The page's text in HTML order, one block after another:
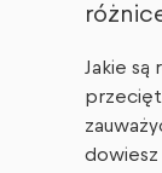
Jakie są
dowiesz